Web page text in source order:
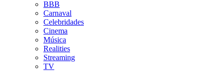
BBB
Carnaval
Celebridades
Cinema
Música
Realities
Streaming
TV